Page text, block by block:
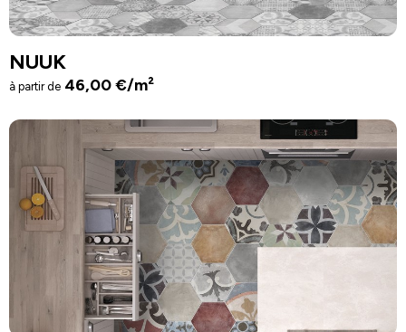
NUUK
à partir de 46,00€/m²